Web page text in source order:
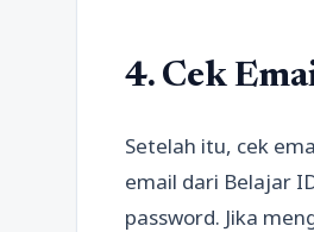
4. Cek
Setelah itu, cek
email dari Belajar
password. Jika